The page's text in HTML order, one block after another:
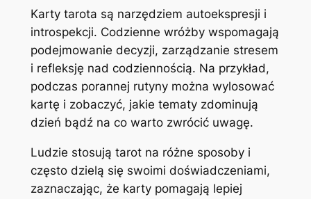
Karty tarota są narzędziem autoekspresji i
introspekcji. Codzienne wróżby wspomagają
podejmowanie decyzji, zarządzanie stresem
i refleksję nad codziennością. Na przykład,
podczas porannej rutyny można wylosować
kartę i zobaczyć, jakie tematy zdominują
dzień bądź na co warto zwrócić uwagę.
Ludzie stosują tarot na różne sposoby i
często dzielą się swoimi doświadczeniami,
zaznaczając, że karty pomagają lepiej